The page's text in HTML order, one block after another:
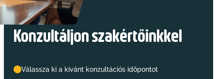
Konzultáljon szakértőinkkel
Válassza ki a kívánt konzultációs időpontot